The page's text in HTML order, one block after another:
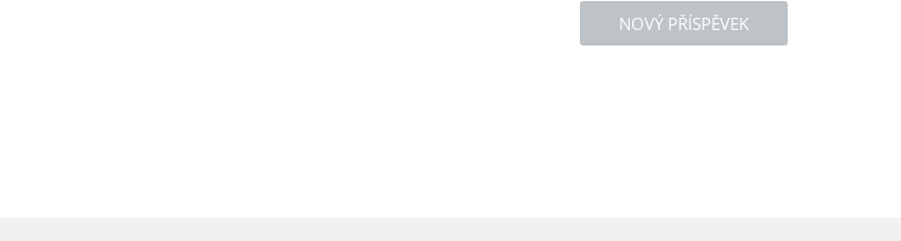
NOVÝ PŘÍSPĚVEK